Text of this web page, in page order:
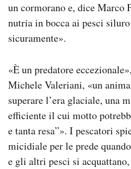
un cormorano e, dice Marco
nutria in bocca ai pesci
sicuramente».
«È un predatore
Michele Valeriani, «un
superare l’era glaciale, una
efficiente il cui motto
e tanta resa”». I pescatori
micidiale per le prede
e gli altri pesci si